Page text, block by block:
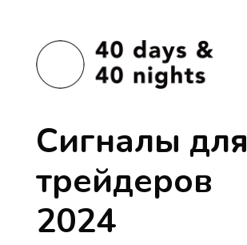
Сигналы для
трейдеров
2024